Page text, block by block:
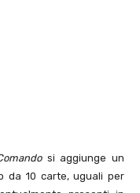
si aggiunge un
da 10 carte, uguali per